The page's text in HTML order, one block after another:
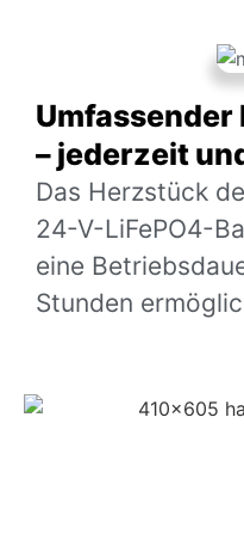
Umfassender
– jederzeit
Das Herzstück
24-V-LiFePO4-
eine
Stunden